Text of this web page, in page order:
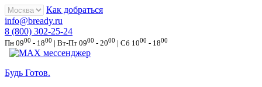
Как добраться
info@bready.ru
8 (800) 302-25-24
Пн 0900 - 1800 | Вт-Пт 0900 - 2000 | Сб 1000 - 1800
Будь Готов.